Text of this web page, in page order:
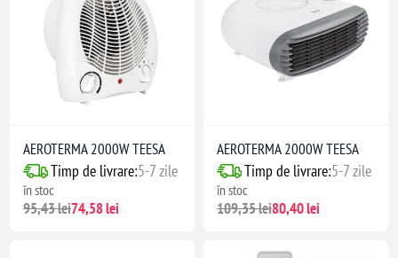
AEROTERMA 2000W TEESA
Timp de livrare:5-7 zile
în stoc
95,43 lei74,58 lei
AEROTERMA 2000W TEESA
Timp de livrare:5-7 zile
în stoc
109,35 lei80,40 lei